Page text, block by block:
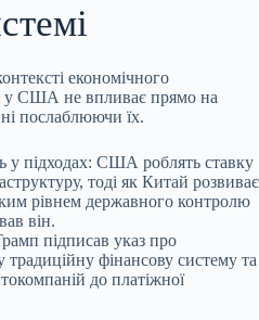
економічного
у США не впливає прямо на
послаблюючи їх.
у підходах: США роблять ставку
тоді як Китай розвиває
рівнем державного контролю
він.
підписав указ про
традиційну фінансову систему та
до платіжної